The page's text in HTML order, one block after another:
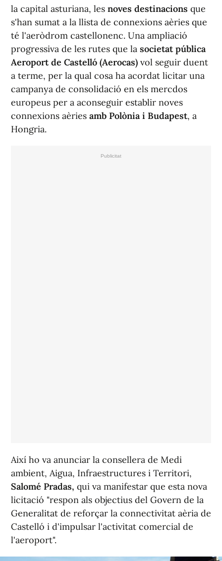
la capital asturiana, les noves destinacions que
s'han sumat a la llista de connexions aèries que
té l'aeròdrom castellonenc. Una ampliació
progressiva de les rutes que la societat pública
Aeroport de Castelló (Aerocas) vol seguir duent
a terme, per la qual cosa ha acordat licitar una
campanya de consolidació en els mercdos
europeus per a aconseguir establir noves
connexions aèries amb Polònia i Budapest, a
Hongria.
Així ho va anunciar la consellera de Medi
ambient, Aigua, Infraestructures i Territori,
Salomé Pradas, qui va manifestar que esta nova
licitació "respon als objectius del Govern de la
Generalitat de reforçar la connectivitat aèria de
Castelló i d'impulsar l'activitat comercial de
l'aeroport".